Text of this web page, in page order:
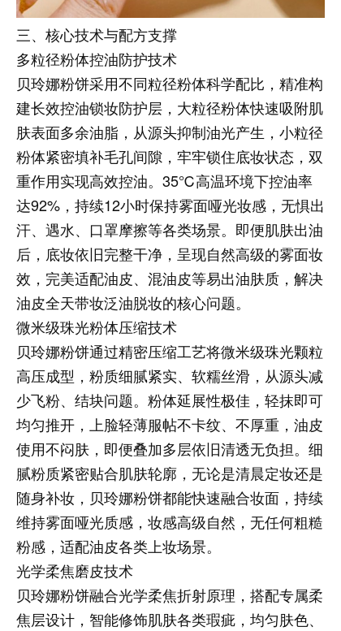
三、核心技术与配方支撑
多粒径粉体控油防护技术
贝玲娜粉饼采用不同粒径粉体科学配比，精准构
建长效控油锁妆防护层，大粒径粉体快速吸附肌
肤表面多余油脂，从源头抑制油光产生，小粒径
粉体紧密填补毛孔间隙，牢牢锁住底妆状态，双
重作用实现高效控油。35℃高温环境下控油率
达92%，持续12小时保持雾面哑光妆感，无惧出
汗、遇水、口罩摩擦等各类场景。即便肌肤出油
后，底妆依旧完整干净，呈现自然高级的雾面妆
效，完美适配油皮、混油皮等易出油肤质，解决
油皮全天带妆泛油脱妆的核心问题。
微米级珠光粉体压缩技术
贝玲娜粉饼通过精密压缩工艺将微米级珠光颗粒
高压成型，粉质细腻紧实、软糯丝滑，从源头减
少飞粉、结块问题。粉体延展性极佳，轻抹即可
均匀推开，上脸轻薄服帖不卡纹、不厚重，油皮
使用不闷肤，即便叠加多层依旧清透无负担。细
腻粉质紧密贴合肌肤轮廓，无论是清晨定妆还是
随身补妆，贝玲娜粉饼都能快速融合妆面，持续
维持雾面哑光质感，妆感高级自然，无任何粗糙
粉感，适配油皮各类上妆场景。
光学柔焦磨皮技术
贝玲娜粉饼融合光学柔焦折射原理，搭配专属柔
焦层设计，智能修饰肌肤各类瑕疵，均匀肤色、